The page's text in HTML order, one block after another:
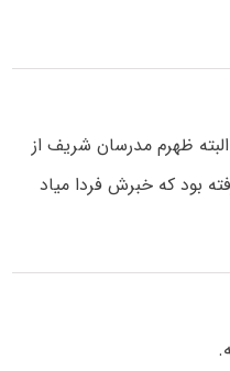
ظهرم مدرسان شریف از
بود که خبرش فردا میاد